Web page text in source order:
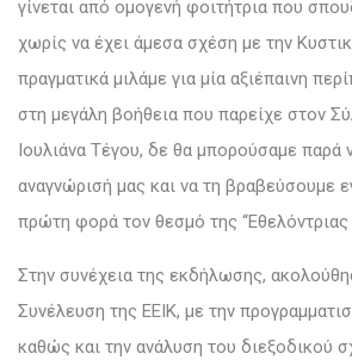
γίνεται από ομογενή φοιτήτρια που
χωρίς να έχει άμεσα σχέση με την
πραγματικά μιλάμε για μία αξιέπαινη
στη μεγάλη βοήθεια που παρείχε στον
Ιουλιάνα Τέγου, δε θα μπορούσαμε
αναγνώρισή μας και να τη βραβεύσουμε
πρώτη φορά τον θεσμό της “Εθελόντριας
Στην συνέχεια της εκδήλωσης,
Συνέλευση της ΕΕΙΚ, με την
καθώς και την ανάλυση του διεξοδικού